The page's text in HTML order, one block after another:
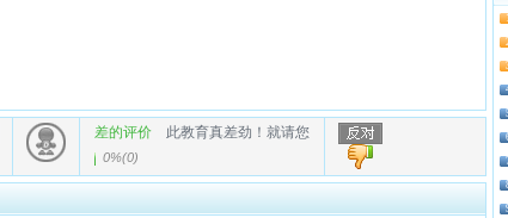
差的评价 此教育真差劲！就请您
0%(0)